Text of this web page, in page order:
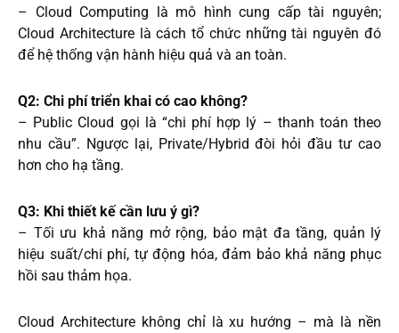
– Cloud Computing là mô hình cung cấp tài nguyên;
Cloud Architecture là cách tổ chức những tài nguyên đó
để hệ thống vận hành hiệu quả và an toàn.
Q2: Chi phí triển khai có cao không?
– Public Cloud gọi là “chi phí hợp lý – thanh toán theo
nhu cầu”. Ngược lại, Private/Hybrid đòi hỏi đầu tư cao
hơn cho hạ tầng.
Q3: Khi thiết kế cần lưu ý gì?
– Tối ưu khả năng mở rộng, bảo mật đa tầng, quản lý
hiệu suất/chi phí, tự động hóa, đảm bảo khả năng phục
hồi sau thảm họa.
Cloud Architecture không chỉ là xu hướng – mà là nền